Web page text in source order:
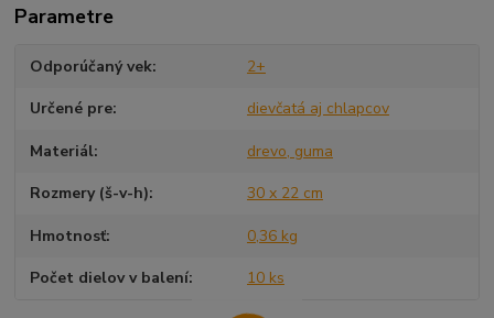
Parametre
Odporúčaný vek 2+
Určené pre dievčatá aj chlapcov
Materiál drevo, guma
Rozmery (š-v-h) 30 x 22 cm
Hmotnosť 0,36 kg
Počet dielov v balení 10 ks